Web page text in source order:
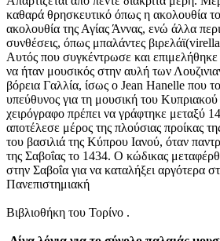
καθαρά θρησκευτικό όπως η ακολουθία
ακολουθία της Αγίας Άννας, ενώ άλλα
συνθέσεις, όπως μπαλάντες
Αυτός που συγκέντρωσε και
να ήταν μουσικός στην αυλή των
βόρεια Γαλλία, ίσως ο Jean Hanelle που
υπεύθυνος για τη μουσική του
χειρόγραφο πρέπει να γράφτηκε μεταξύ
αποτέλεσε μέρος της πλούσιας προίκας
του βασιλιά της Κύπρου Ιανού, όταν
της Σαβοΐας το 1434. Ο κώδικας
στην Σαβοΐα για να καταλήξει αργότερα
Πανεπιστημιακή
Βιβλιοθήκη του Τορίνο .